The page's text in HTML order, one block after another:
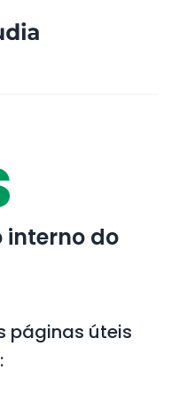
interno do
páginas úteis